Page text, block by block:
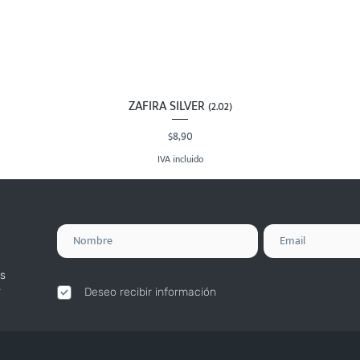
Vista rápida
ZAFIRA SILVER (2.02)
Precio
$8,90
IVA incluido
Deseo recibir información